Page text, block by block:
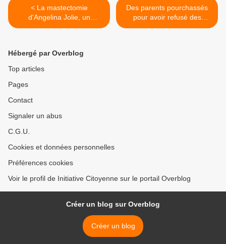
< La mastectomie
d'Angelina Jolie, un
véritable camouflet pour la
Des parents pourchassés
pour avoir refusé des
protocoles expérimentaux
Hébergé par Overblog
Top articles
Pages
Contact
Signaler un abus
C.G.U.
Cookies et données personnelles
Préférences cookies
Voir le profil de Initiative Citoyenne sur le portail Overblog
Créer un blog sur Overblog
Créer un blog